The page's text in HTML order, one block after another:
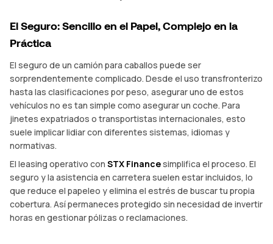
El Seguro: Sencillo en el Papel, Complejo en la
Práctica
El seguro de un camión para caballos puede ser
sorprendentemente complicado. Desde el uso transfronterizo
hasta las clasificaciones por peso, asegurar uno de estos
vehículos no es tan simple como asegurar un coche. Para
jinetes expatriados o transportistas internacionales, esto
suele implicar lidiar con diferentes sistemas, idiomas y
normativas.
El leasing operativo con STX Financesimplifica el proceso. El
seguro y la asistencia en carretera suelen estar incluidos, lo
que reduce el papeleo y elimina el estrés de buscar tu propia
cobertura. Así permaneces protegido sin necesidad de invertir
horas en gestionar pólizas o reclamaciones.